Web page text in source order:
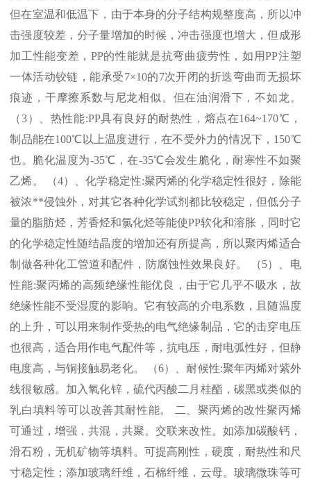
但在室温和低温下，由于本身的分子结构规整度高，所以冲
击强度较差，分子量增加的时候，冲击强度也增大，但成形
加工性能变差， PP的性能就是抗弯曲疲劳性，如用PP注塑
一体活动铰链，能承受7×10的7次开闭的折迭弯曲而无损坏
痕迹，干摩擦系数与尼龙相似。但在油润滑下，不如龙。
（3）、热性能:PP具有良好的耐热性，熔点在164~170℃ ，
制品能在100℃ 以上温度进行，在不受外力的情况下， 150℃
也。脆化温度为-35℃ ，在-35℃会发生脆化，耐寒性不如聚
乙烯。 （4）、化学稳定性:聚丙烯的化学稳定性很好，除能
被浓**侵蚀外，对其它各种化学试剂都比较稳定，但低分子
量的脂肪烃，芳香烃和氯化烃等能使PP软化和溶胀，同时它
的化学稳定性随结晶度的增加还有所提高，所以聚丙烯适合
制做各种化工管道和配件，防腐蚀性效果良好。 （5）、电
性能:聚丙烯的高频绝缘性能优良，由于它几乎不吸水，故
绝缘性能不受湿度的影响。它有较高的介电系数，且随温度
的上升，可以用来制作受热的电气绝缘制品，它的击穿电压
也很高，适合用作电气配件等，抗电压，耐电弧性好，但静
电度高，与铜接触易老化。 （6）、耐候性:聚年丙烯对紫外
线很敏感。加入氧化锌，硫代丙酸二月桂酯，碳黑或类似的
乳白填料等可以改善其耐性能。 二、聚丙烯的改性聚丙烯
可通过，增强，共混，共聚。交联来改性。如添加碳酸钙，
滑石粉，无机矿物等填料。可提高刚性，硬度，耐热性和尺
寸稳定性；添加玻璃纤维，石棉纤维，云母。玻璃微珠等可